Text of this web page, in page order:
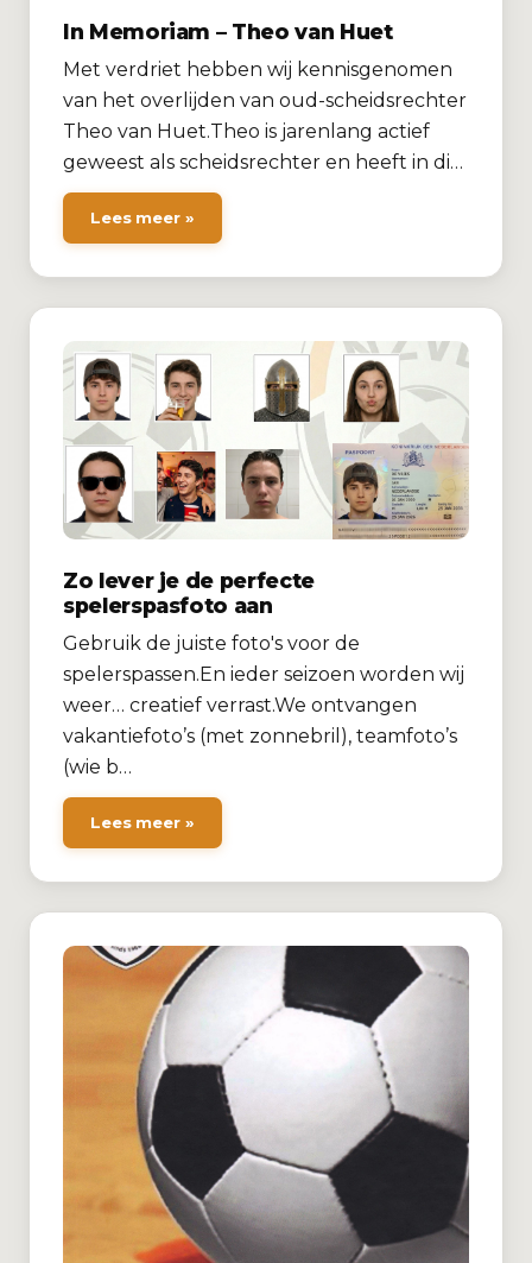
In Memoriam – Theo van Huet
Met verdriet hebben wij kennisgenomen
van het overlijden van oud-scheidsrechter
Theo van Huet.Theo is jarenlang actief
geweest als scheidsrechter en heeft in di…
Lees meer »
Zo lever je de perfecte
spelerspasfoto aan
Gebruik de juiste foto's voor de
spelerspassen.En ieder seizoen worden wij
weer… creatief verrast.We ontvangen
vakantiefoto’s (met zonnebril), teamfoto’s
(wie b…
Lees meer »